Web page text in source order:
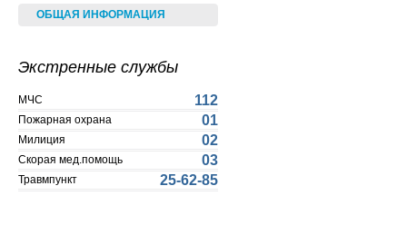
ОБЩАЯ ИНФОРМАЦИЯ
Экстренные службы
МЧС 112
Пожарная охрана 01
Милиция 02
Скорая мед.помощь 03
Травмпункт 25-62-85